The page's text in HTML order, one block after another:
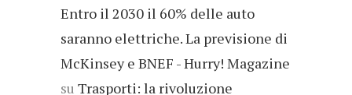
Entro il 2030 il 60% delle auto
saranno elettriche. La previsione di
McKinsey e BNEF - Hurry! Magazine
su Trasporti: la rivoluzione